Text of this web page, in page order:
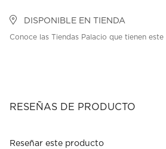
DISPONIBLE EN TIENDA
Conoce las Tiendas Palacio que tienen
RESEÑAS DE PRODUCTO
Reseñar este producto